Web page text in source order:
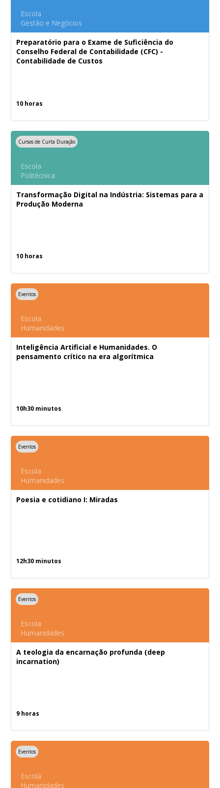
Escola
Gestão e Negócios
Preparatório para o Exame de Suficiência do
Conselho Federal de Contabilidade (CFC) -
Contabilidade de Custos
10 horas
Cursos de Curta Duração
Escola
Politécnica
Transformação Digital na Indústria: Sistemas para a
Produção Moderna
10 horas
Eventos
Escola
Humanidades
Inteligência Artificial e Humanidades. O
pensamento crítico na era algorítmica
10h30 minutos
Eventos
Escola
Humanidades
Poesia e cotidiano I: Miradas
12h30 minutos
Eventos
Escola
Humanidades
A teologia da encarnação profunda (deep
incarnation)
9 horas
Eventos
Escola
Humanidades